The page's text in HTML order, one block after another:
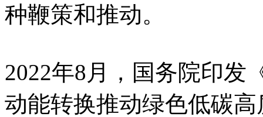
种鞭策和推动。
2022年8月，国务院印发
动能转换推动绿色低碳